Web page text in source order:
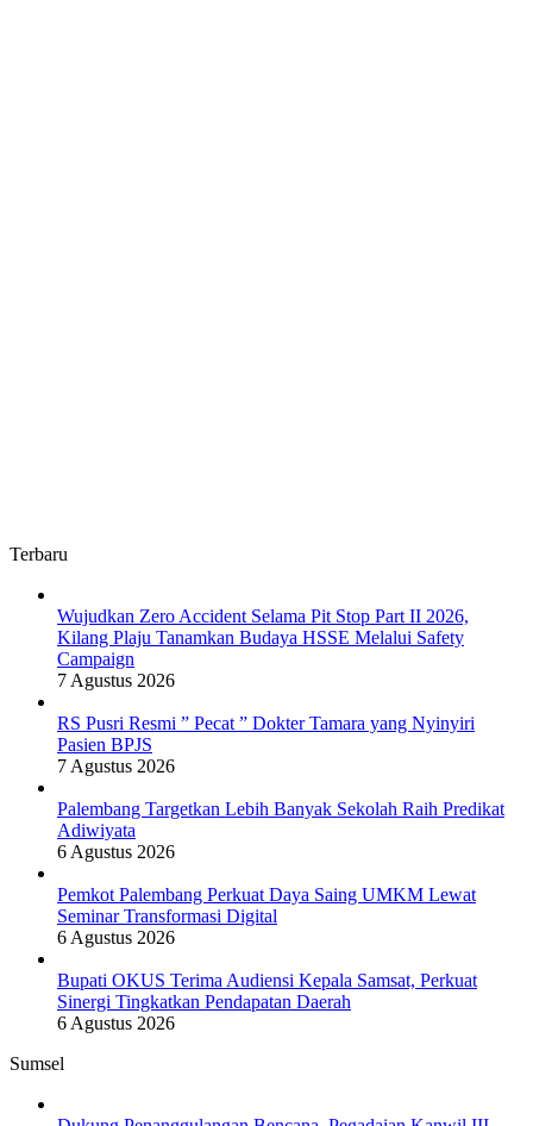
Terbaru
Wujudkan Zero Accident Selama Pit Stop Part II 2026,
Kilang Plaju Tanamkan Budaya HSSE Melalui Safety
Campaign
7 Agustus 2026
RS Pusri Resmi ” Pecat ” Dokter Tamara yang Nyinyiri
Pasien BPJS
7 Agustus 2026
Palembang Targetkan Lebih Banyak Sekolah Raih Predikat
Adiwiyata
6 Agustus 2026
Pemkot Palembang Perkuat Daya Saing UMKM Lewat
Seminar Transformasi Digital
6 Agustus 2026
Bupati OKUS Terima Audiensi Kepala Samsat, Perkuat
Sinergi Tingkatkan Pendapatan Daerah
6 Agustus 2026
Sumsel